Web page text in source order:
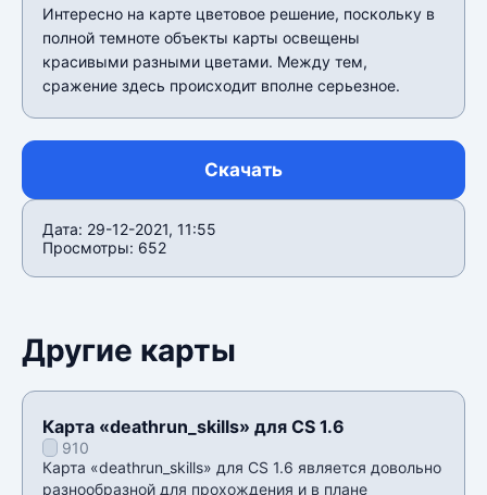
Интересно на карте цветовое решение, поскольку в
полной темноте объекты карты освещены
красивыми разными цветами. Между тем,
сражение здесь происходит вполне серьезное.
Скачать
Дата: 29-12-2021, 11:55
Просмотры: 652
Другие карты
Карта «deathrun_skills» для CS 1.6
910
Карта «deathrun_skills» для CS 1.6 является довольно
разнообразной для прохождения и в плане